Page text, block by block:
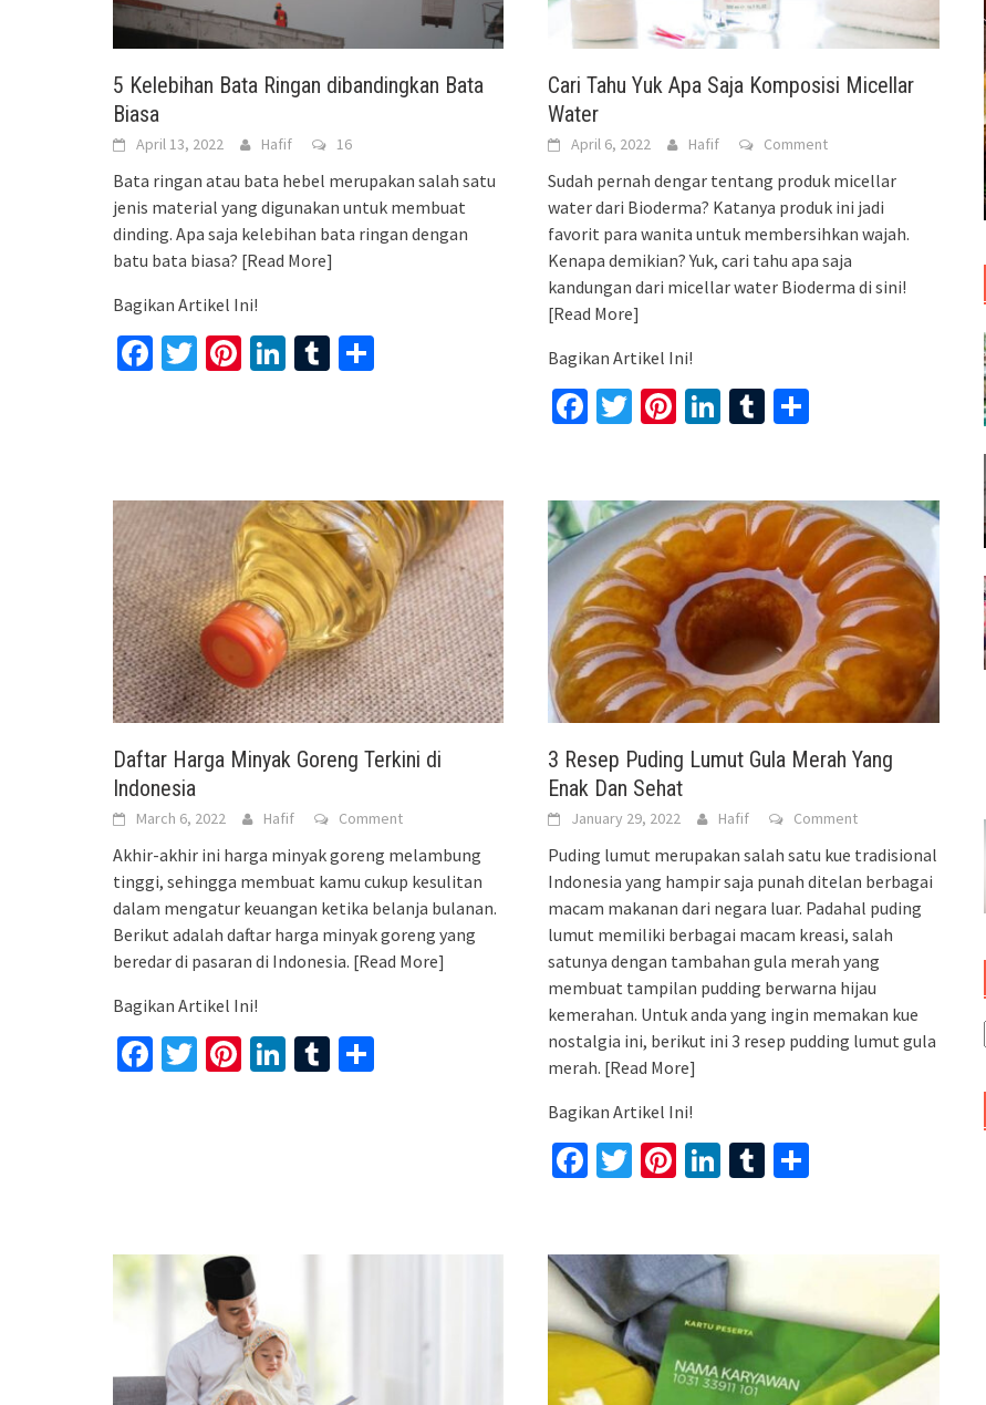
5 Kelebihan Bata Ringan dibandingkan Bata
Biasa
April 13, 2022 Hafif 16
Bata ringan atau bata hebel merupakan salah satu
jenis material yang digunakan untuk membuat
dinding. Apa saja kelebihan bata ringan dengan
batu bata biasa? [Read More]
Bagikan Artikel Ini!
Facebook
TwitterPinterest
LinkedIn
Tumblr
Cari Tahu Yuk Apa Saja Komposisi Micellar
Water
April 6, 2022 Hafif Comment
Sudah pernah dengar tentang produk micellar
water dari Bioderma? Katanya produk ini jadi
favorit para wanita untuk membersihkan wajah.
Kenapa demikian? Yuk, cari tahu apa saja
kandungan dari micellar water Bioderma di sini!
[Read More]
Bagikan Artikel Ini!
Facebook
TwitterPinterest
LinkedIn
Tumblr
Daftar Harga Minyak Goreng Terkini di
Indonesia
March 6, 2022 Hafif Comment
Akhir-akhir ini harga minyak goreng melambung
tinggi, sehingga membuat kamu cukup kesulitan
dalam mengatur keuangan ketika belanja bulanan.
Berikut adalah daftar harga minyak goreng yang
beredar di pasaran di Indonesia. [Read More]
Bagikan Artikel Ini!
Facebook
TwitterPinterest
LinkedIn
Tumblr
3 Resep Puding Lumut Gula Merah Yang
Enak Dan Sehat
January 29, 2022 Hafif Comment
Puding lumut merupakan salah satu kue tradisional
Indonesia yang hampir saja punah ditelan berbagai
macam makanan dari negara luar. Padahal puding
lumut memiliki berbagai macam kreasi, salah
satunya dengan tambahan gula merah yang
membuat tampilan pudding berwarna hijau
kemerahan. Untuk anda yang ingin memakan kue
nostalgia ini, berikut ini 3 resep pudding lumut gula
merah. [Read More]
Bagikan Artikel Ini!
Facebook
TwitterPinterest
LinkedIn
Tumblr